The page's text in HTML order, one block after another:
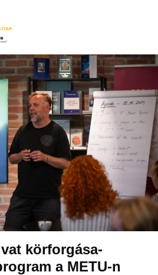
körforgása-
a METU-n